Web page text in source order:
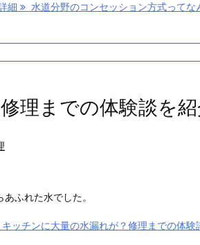
細 水道分野のコンセッション方式ってな
理までの体験談を
ふれた水でした。
キッチンに大量の水漏れが？修理までの体験